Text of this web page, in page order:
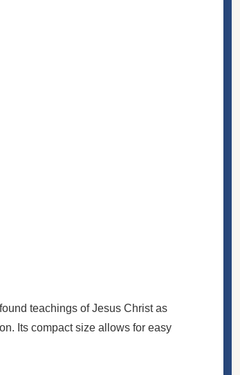
teachings of Jesus Christ as
Its compact size allows for easy